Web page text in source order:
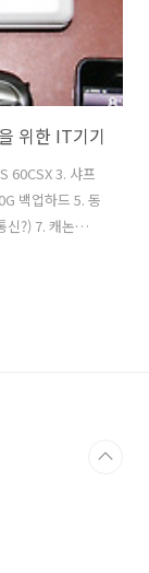
위한 IT기기
60CSX 3. 샤프
백업하드 5. 동
신?) 7. 캐논
들을 책임질 IT
슷하게 설명도